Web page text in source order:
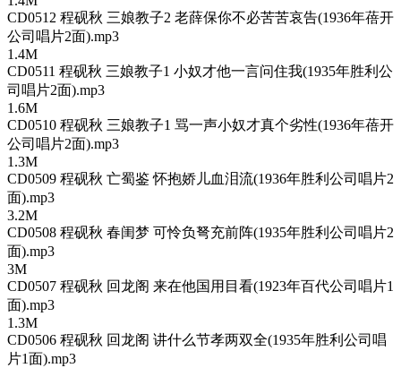
CD0512 程砚秋 三娘教子2 老薛保你不必苦苦哀告(1936年蓓开
公司唱片2面).mp3
1.4M
CD0511 程砚秋 三娘教子1 小奴才他一言问住我(1935年胜利公
司唱片2面).mp3
1.6M
CD0510 程砚秋 三娘教子1 骂一声小奴才真个劣性(1936年蓓开
公司唱片2面).mp3
1.3M
CD0509 程砚秋 亡蜀鉴 怀抱娇儿血泪流(1936年胜利公司唱片2
面).mp3
3.2M
CD0508 程砚秋 春闺梦 可怜负弩充前阵(1935年胜利公司唱片2
面).mp3
3M
CD0507 程砚秋 回龙阁 来在他国用目看(1923年百代公司唱片1
面).mp3
1.3M
CD0506 程砚秋 回龙阁 讲什么节孝两双全(1935年胜利公司唱
片1面).mp3